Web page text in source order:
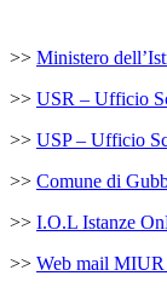
>> Ministero
>> USR – Ufficio
>> USP – Ufficio
>> Comune di
>> I.O.L Istanze
>> Web mail MIUR